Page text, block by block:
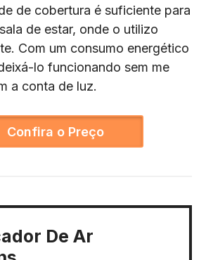
de cobertura é suficiente para
de estar, onde o utilizo
Com um consumo energético
lo funcionando sem me
a conta de luz.
Confira o Preço
De Ar